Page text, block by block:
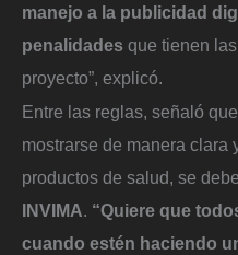
manejo a la publicidad
penalidades que tienen
proyecto”, explicó.
Entre las reglas, señaló
mostrarse de manera clara
productos de salud, se
INVIMA. “Quiere que
cuando estén haciendo